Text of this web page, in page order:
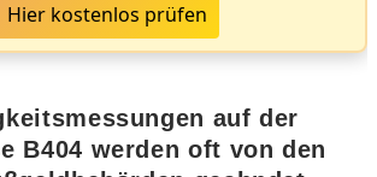
Hier kostenlos prüfen
auf der
B404 werden oft von den